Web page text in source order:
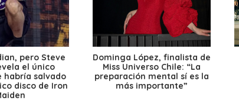
pero Steve
el único
habría salvado
disco de Iron
Dominga López, finalista de
Miss Universo Chile: “La
preparación mental sí es la
más importante”